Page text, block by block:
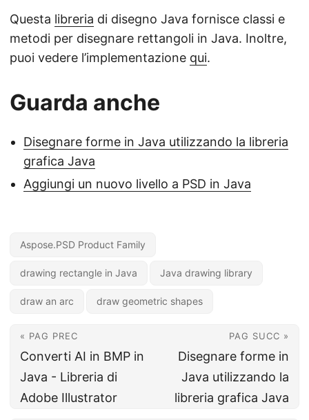
Questa libreria di disegno Java fornisce classi e
metodi per disegnare rettangoli in Java. Inoltre,
puoi vedere l’implementazione qui.
Guarda anche
Disegnare forme in Java utilizzando la libreria
grafica Java
Aggiungi un nuovo livello a PSD in Java
Aspose.PSD Product Family
drawing rectangle in Java Java drawing library
draw an arc draw geometric shapes
« PAG PREC
Converti AI in BMP in
Java - Libreria di
Adobe Illustrator
PAG SUCC »
Disegnare forme in
Java utilizzando la
libreria grafica Java